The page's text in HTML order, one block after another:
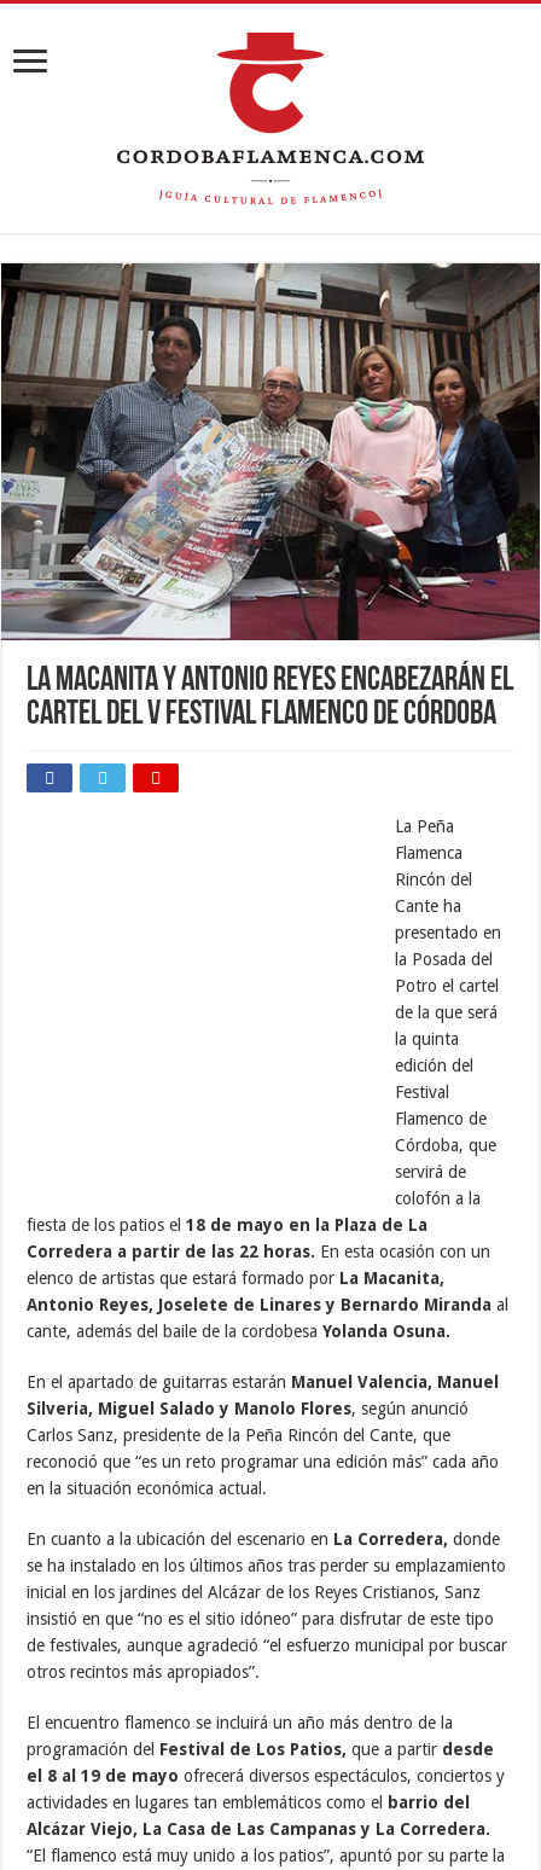
La Macanita y Antonio Reyes encabezarán el
cartel del V Festival Flamenco de Córdoba
La Peña
Flamenca
Rincón del
Cante ha
presentado en
la Posada del
Potro el cartel
de la que será
la quinta
edición del
Festival
Flamenco de
Córdoba, que
servirá de
colofón a la
fiesta de los patios el18 de mayo en la Plaza de La
Corredera a partir de las 22 horas. En esta ocasión con un
elenco de artistas que estará formado por La Macanita,
Antonio Reyes, Joselete de Linares y Bernardo Mirandaal
cante, además del baile de la cordobesaYolanda Osuna.
En el apartado de guitarras estarán Manuel Valencia, Manuel
Silveria, Miguel Salado y Manolo Flores, según anunció
Carlos Sanz, presidente de la Peña Rincón del Cante, que
reconoció que “es un reto programar una edición más” cada año
en la situación económica actual.
En cuanto a la ubicación del escenario en La Corredera, donde
se ha instalado en los últimos años tras perder su emplazamiento
inicial en los jardines del Alcázar de los Reyes Cristianos, Sanz
insistió en que “no es el sitio idóneo” para disfrutar de este tipo
de festivales, aunque agradeció “el esfuerzo municipal por buscar
otros recintos más apropiados”.
El encuentro flamenco se incluirá un año más dentro de la
programación del Festival de Los Patios, que a partir desde
el 8 al 19 de mayoofrecerá diversos espectáculos, conciertos y
actividades en lugares tan emblemáticos como el
barrio del
Alcázar Viejo, La Casa de Las Campanas y La Corredera.
“El flamenco está muy unido a los patios”, apuntó por su parte la